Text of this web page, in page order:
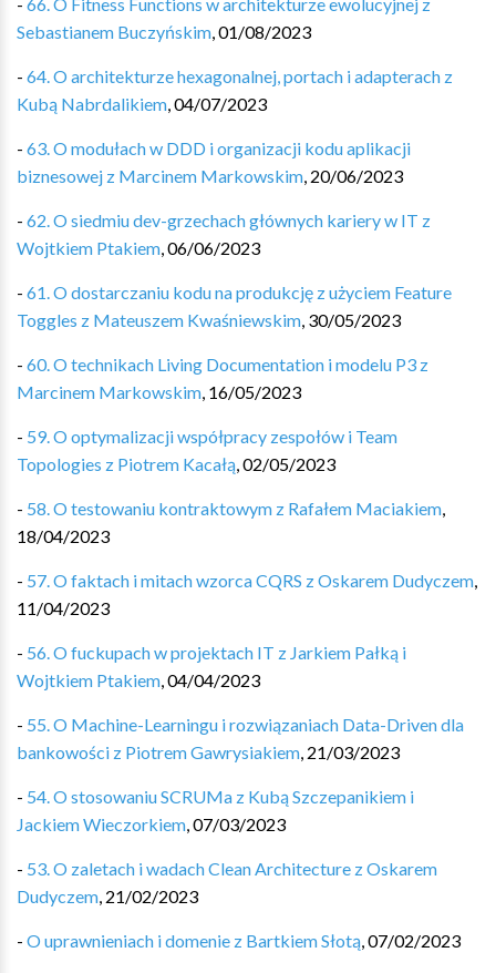
Sebastianem Buczyńskim,01/08/2023
- 64. O architekturze hexagonalnej, portach i adapterach z
Kubą Nabrdalikiem,04/07/2023
- 63. O modułach w DDD i organizacji kodu aplikacji
biznesowej z Marcinem Markowskim, 20/06/2023
- 62. O siedmiu dev-grzechach głównych kariery w IT z
Wojtkiem Ptakiem,06/06/2023
- 61. O dostarczaniu kodu na produkcję z użyciem Feature
Toggles z Mateuszem Kwaśniewskim, 30/05/2023
- 60. O technikach Living Documentation i modelu P3 z
Marcinem Markowskim, 16/05/2023
- 59. O optymalizacji współpracy zespołów i Team
Topologies z Piotrem Kacałą,02/05/2023
- 58. O testowaniu kontraktowym z Rafałem Maciakiem,
18/04/2023
- 57. O faktach i mitach wzorca CQRS z Oskarem Dudyczem,
11/04/2023
- 56. O fuckupach w projektach IT z Jarkiem Pałką i
Wojtkiem Ptakiem,04/04/2023
- 55. O Machine-Learningu i rozwiązaniach Data-Driven dla
bankowości z Piotrem Gawrysiakiem, 21/03/2023
- 54. O stosowaniu SCRUMa z Kubą Szczepanikiem i
Jackiem Wieczorkiem,07/03/2023
- 53. O zaletach i wadach Clean Architecture z Oskarem
Dudyczem, 21/02/2023
- O uprawnieniach i domenie z Bartkiem Słotą,07/02/2023